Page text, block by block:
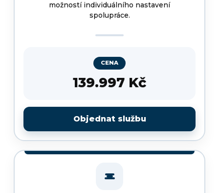
možností individuálního nastavení
spolupráce.
CENA
139.997 Kč
Objednat službu